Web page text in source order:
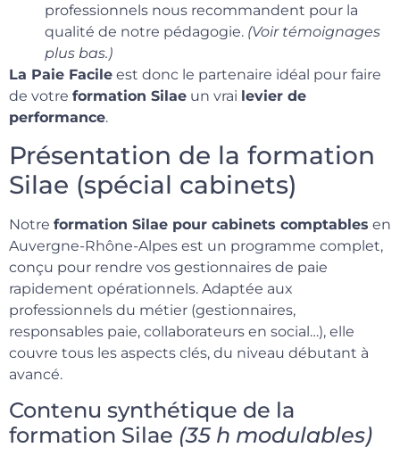
professionnels nous recommandent pour la
qualité de notre pédagogie. (Voir témoignages
plus bas.)
La Paie Facile est donc le partenaire idéal pour faire
de votre formation Silae un vrai levier de
performance.
Présentation de la formation
Silae (spécial cabinets)
Notre formation Silae pour cabinets comptables en
Auvergne-Rhône-Alpes est un programme complet,
conçu pour rendre vos gestionnaires de paie
rapidement opérationnels. Adaptée aux
professionnels du métier (gestionnaires,
responsables paie, collaborateurs en social…), elle
couvre tous les aspects clés, du niveau débutant à
avancé.
Contenu synthétique de la
formation Silae (35 h modulables)